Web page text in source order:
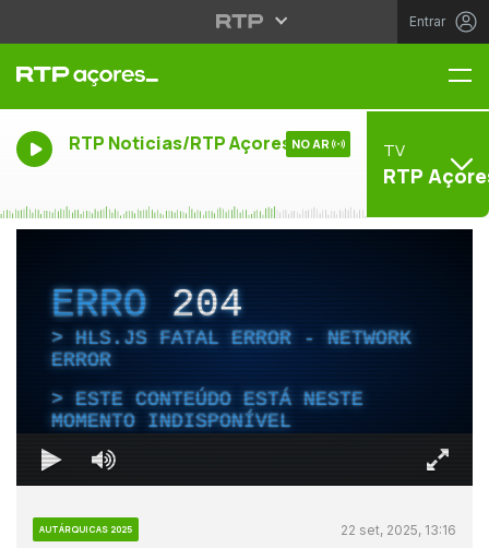
Entrar
RTP Noticias/RTP Açores NO AR TV
RTP
ERRO204
HLS.JS FATAL ERROR - NETWORK
ERROR
ESTE CONTEÚDO ESTÁ NESTE
MOMENTO INDISPONÍVEL
AUTÁRQUICAS 2025 22 set, 2025, 13:16